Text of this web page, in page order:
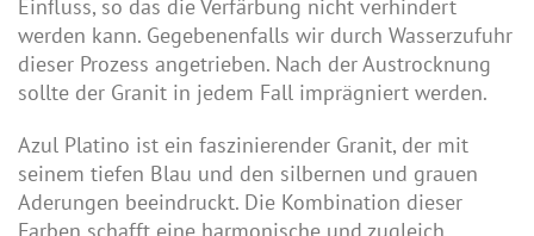
Einfluss, so das die Verfärbung nicht verhindert
werden kann. Gegebenenfalls wir durch Wasserzufuhr
dieser Prozess angetrieben. Nach der Austrocknung
sollte der Granit in jedem Fall imprägniert werden.
Azul Platino ist ein faszinierender Granit, der mit
seinem tiefen Blau und den silbernen und grauen
Aderungen beeindruckt. Die Kombination dieser